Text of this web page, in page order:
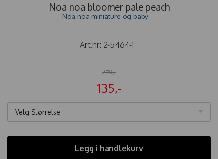
Noa noa bloomer pale peach
Noa noa miniature og baby
Art.nr: 2-5464-1
270,-
135,-
Velg Størrelse
Legg i handlekurv